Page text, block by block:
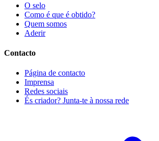
O selo
Como é que é obtido?
Quem somos
Aderir
Contacto
Página de contacto
Imprensa
Redes sociais
És criador? Junta-te à nossa rede